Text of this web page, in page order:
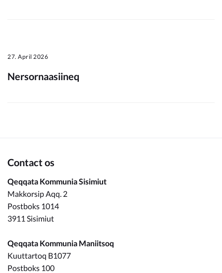
27. April 2026
Nersornaasiineq
Contact os
Qeqqata Kommunia Sisimiut
Makkorsip Aqq. 2
Postboks 1014
3911 Sisimiut
Qeqqata Kommunia Maniitsoq
Kuuttartoq B1077
Postboks 100